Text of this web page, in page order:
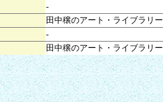
-
田中穣のアート・ライブラリー
-
田中穣のアート・ライブラリー